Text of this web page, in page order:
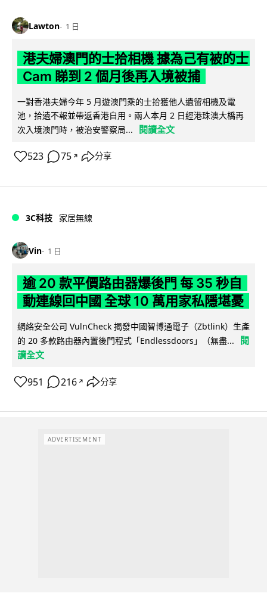
Lawton 1 日
港夫婦澳門的士拾相機 據為己有被的士
Cam 睇到 2 個月後再入境被捕
一對香港夫婦今年 5 月遊澳門乘的士拾獲他人遺留相機及電
池，拾遺不報並帶返香港自用。兩人本月 2 日經港珠澳大橋再
次入境澳門時，被治安警察局...
閱讀全文
523 75 ↗ 分享
3C科技 家居無線
Vin 1 日
逾 20 款平價路由器爆後門 每 35 秒自
動連線回中國 全球 10 萬用家私隱堪憂
網絡安全公司 VulnCheck 揭發中國智博通電子（Zbtlink）生產
的 20 多款路由器內置後門程式「Endlessdoors」（無盡...
閱
讀全文
951 216 ↗ 分享
ADVERTISEMENT